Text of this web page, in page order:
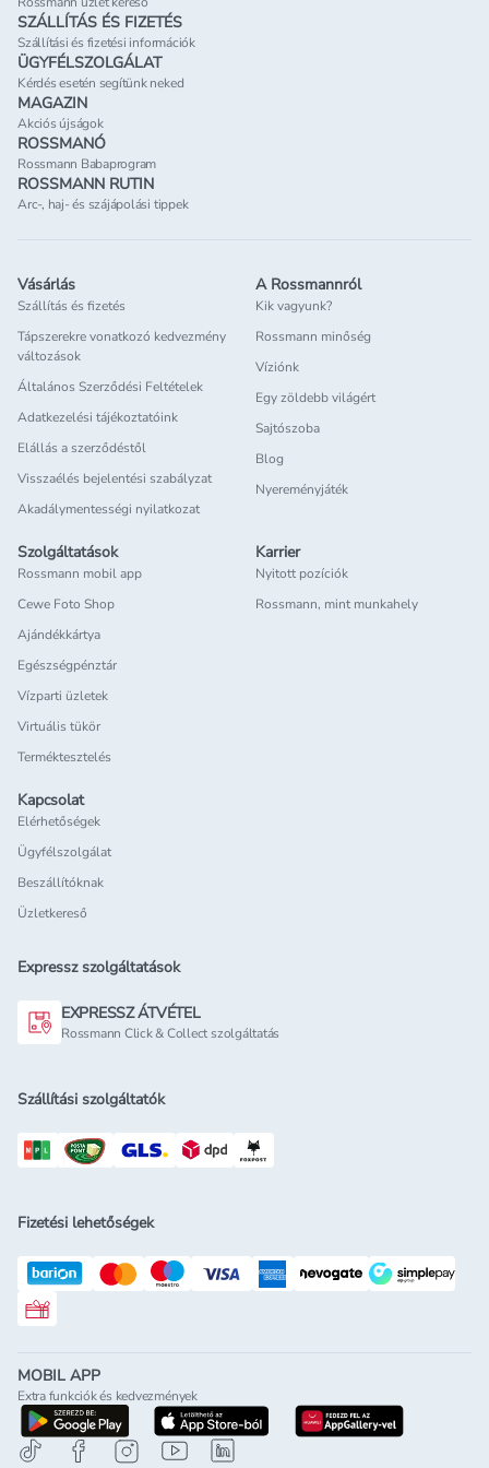
SZÁLLÍTÁS ÉS FIZETÉS
Szállítási és fizetési információk
ÜGYFÉLSZOLGÁLAT
Kérdés esetén segítünk neked
MAGAZIN
Akciós újságok
ROSSMANÓ
Rossmann Babaprogram
ROSSMANN RUTIN
Arc-, haj- és szájápolási tippek
Vásárlás
Szállítás és fizetés
Tápszerekre vonatkozó kedvezmény
változások
Általános Szerződési Feltételek
Adatkezelési tájékoztatóink
Elállás a szerződéstől
Visszaélés bejelentési szabályzat
Akadálymentességi nyilatkozat
A Rossmannról
Kik vagyunk?
Rossmann minőség
Víziónk
Egy zöldebb világért
Sajtószoba
Blog
Nyereményjáték
Szolgáltatások
Rossmann mobil app
Cewe Foto Shop
Ajándékkártya
Egészségpénztár
Vízparti üzletek
Virtuális tükör
Terméktesztelés
Karrier
Nyitott pozíciók
Rossmann, mint munkahely
Kapcsolat
Elérhetőségek
Ügyfélszolgálat
Beszállítóknak
Üzletkereső
Expressz szolgáltatások
EXPRESSZ ÁTVÉTEL
Rossmann Click & Collect szolgáltatás
Szállítási szolgáltatók
Fizetési lehetőségek
Rossmann ajándékkártya
MOBIL APP
Extra funkciók és kedvezmények
letöltés a google-play-rölletöltés az app-store-ból
letöltés